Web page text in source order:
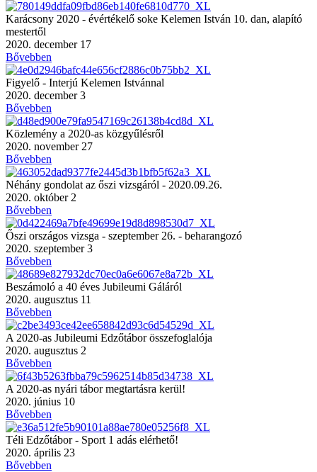
Karácsony 2020 - évértékelő soke Kelemen István 10. dan, alapító
mestertől
2020. december 17
Bővebben
Figyelő - Interjú Kelemen Istvánnal
2020. december 3
Bővebben
Közlemény a 2020-as közgyűlésről
2020. november 27
Bővebben
Néhány gondolat az őszi vizsgáról - 2020.09.26.
2020. október 2
Bővebben
Őszi országos vizsga - szeptember 26. - beharangozó
2020. szeptember 3
Bővebben
Beszámoló a 40 éves Jubileumi Gáláról
2020. augusztus 11
Bővebben
A 2020-as Jubileumi Edzőtábor összefoglalója
2020. augusztus 2
Bővebben
A 2020-as nyári tábor megtartásra kerül!
2020. június 10
Bővebben
Téli Edzőtábor - Sport 1 adás elérhető!
2020. április 23
Bővebben